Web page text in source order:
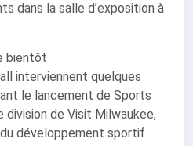
dans la salle d’exposition à
bientôt
interviennent quelques
le lancement de Sports
division de Visit Milwaukee,
développement sportif